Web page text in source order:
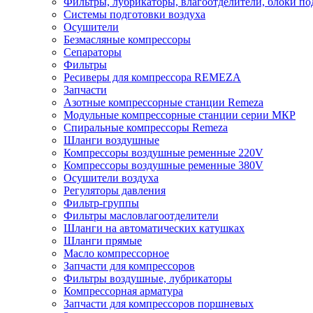
Системы подготовки воздуха
Осушители
Безмасляные компрессоры
Сепараторы
Фильтры
Ресиверы для компрессора REMEZA
Запчасти
Азотные компрессорные станции Remeza
Модульные компрессорные станции серии МКР
Спиральные компрессоры Remeza
Шланги воздушные
Компрессоры воздушные ременные 220V
Компрессоры воздушные ременные 380V
Осушители воздуха
Регуляторы давления
Фильтр-группы
Фильтры масловлагоотделители
Шланги на автоматических катушках
Шланги прямые
Масло компрессорное
Запчасти для компрессоров
Фильтры воздушные, лубрикаторы
Компрессорная арматура
Запчасти для компрессоров поршневых